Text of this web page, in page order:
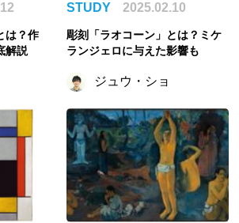
は？作
解説
STUDY 2025.02.10
彫刻「ラオコーン」とは？ミケ
ランジェロに与えた影響も
ジュウ・ショ